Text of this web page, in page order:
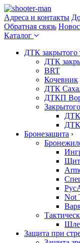
Адреса и контакты
Обратная связь
Каталог
ДТК закрытого
ДТК
BRT
Кочевник
ДТК
ДТКП
ДТК
ДТК
Бронезащита ›
Not
Защита при